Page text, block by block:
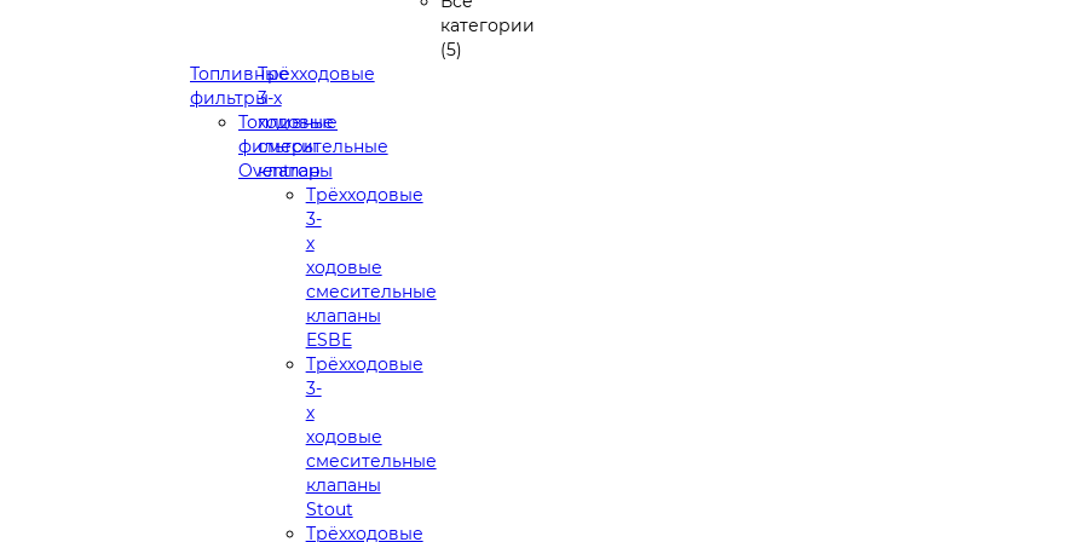
категории
(5)
Топливные
фильтры
Топливные
фильтры
Oventrop
Трёхходовые
3-х
ходовые
смесительные
клапаны
Трёхходовые
3-
х
ходовые
смесительные
клапаны
ESBE
Трёхходовые
3-
х
ходовые
смесительные
клапаны
Stout
Трёхходовые